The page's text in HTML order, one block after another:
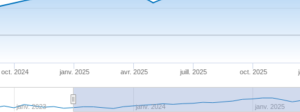
janv. 2025 juill. 2025
oct. 2024 avr. 2025 oct. 2025
janv. 2023 janv. 2024 janv. 2025